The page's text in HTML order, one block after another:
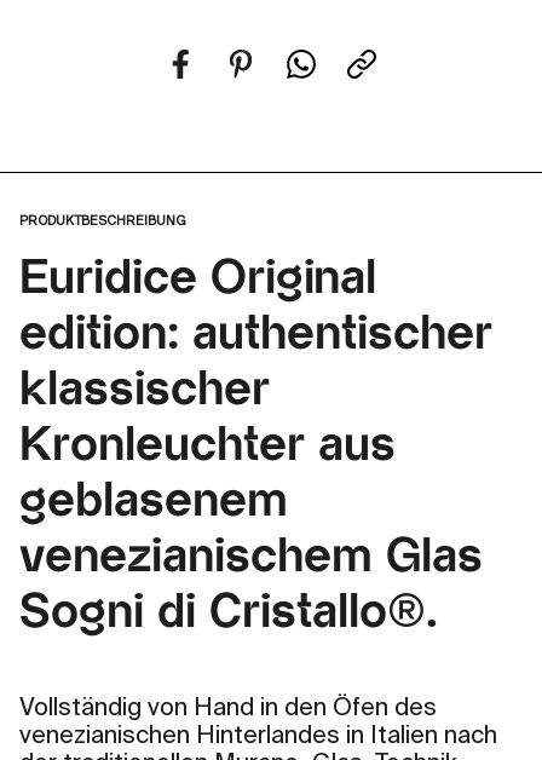
PRODUKTBESCHREIBUNG
Euridice Original
edition: authentischer
klassischer
Kronleuchter aus
geblasenem
venezianischem Glas
Sogni di Cristallo®.
Vollständig von Hand in den Öfen des
venezianischen Hinterlandes in Italien nach